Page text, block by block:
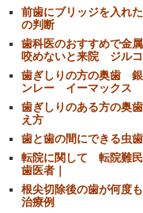
前歯にブリッジを入れ
の判断
歯科医のおすすめで金
咬めないと来院 ジル
歯ぎしりの方の奥歯
ンレー イーマックス
歯ぎしりのある方の奥
え方
歯と歯の間にできる虫
転院に関して 転院難
歯医者｜
根尖切除後の歯が何度
治療例